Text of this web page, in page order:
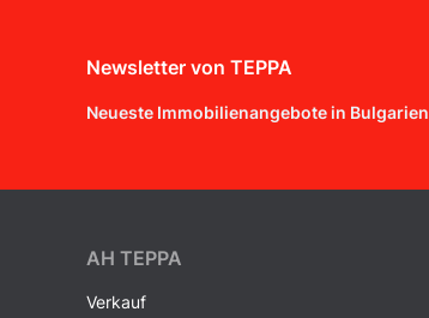
Newsletter von TEPPA
Neueste Immobilienangebote in Bulgarien
AH ТEPPA
Verkauf